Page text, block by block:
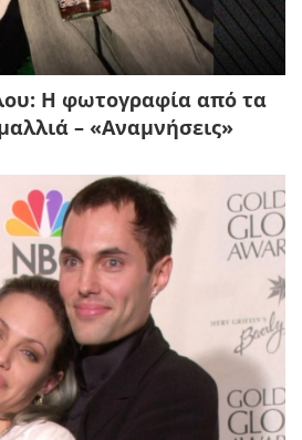
Η φωτογραφία από τα
– «Αναμνήσεις»